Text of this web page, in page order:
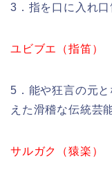
3．指を口に入れ
ユビブエ（指笛）
5．能や狂言の元
えた滑稽な伝統芸
サルガク（猿楽）